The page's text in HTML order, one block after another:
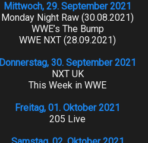
Mittwoch, 29. September 2021
Monday Night Raw (30.08.2021)
WWE’s The Bump
WWE NXT (28.09.2021)
Donnerstag, 30. September 2021
NXT UK
This Week in WWE
Freitag, 01. Oktober 2021
205 Live